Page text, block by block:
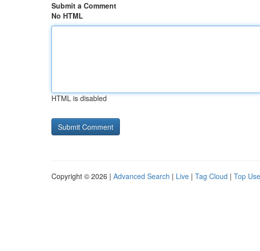
Submit a Comment
No HTML
HTML is disabled
Copyright © 2026 | Advanced Search | Live | Tag Cloud | Top